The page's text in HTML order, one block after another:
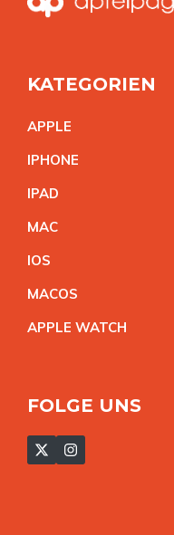
KATEGORIEN
APPLE
IPHONE
IPAD
MAC
IOS
MACOS
APPLE WATCH
FOLGE UNS